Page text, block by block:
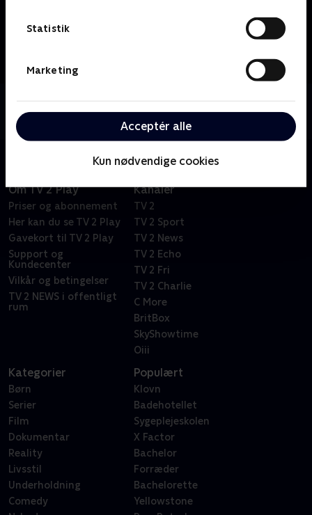
Statistik
Marketing
Acceptér alle
Kun nødvendige cookies
Se 19.30-nyhederne fra TV2 Bornholm.
Om TV 2 Play
Priser og abonnement
Her kan du se TV 2 Play
Gavekort til TV 2 Play
Support og
Kundecenter
Vilkår og betingelser
TV 2 NEWS i offentligt
rum
Kanaler
TV 2
TV 2 Sport
TV 2 News
TV 2 Echo
TV 2 Fri
TV 2 Charlie
C More
BritBox
SkyShowtime
Oiii
Kategorier
Børn
Serier
Film
Dokumentar
Reality
Livsstil
Underholdning
Comedy
Populært
Klovn
Badehotellet
Sygeplejeskolen
X Factor
Bachelor
Forræder
Bachelorette
Yellowstone